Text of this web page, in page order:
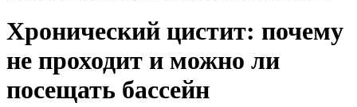
Хронический цистит: почему
не проходит и можно ли
посещать бассейн